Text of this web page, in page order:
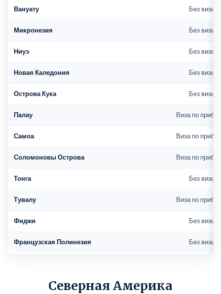
Вануату Без визы
Микронезия Без визы
Ниуэ Без визы
Новая Каледония Без визы
Острова Кука Без визы
Палау Виза по
Самоа Виза по
Соломоновы Острова Виза по
Тонга Без визы
Тувалу Виза по
Фиджи Без визы
Французская Полинезия Без визы
Северная Америка